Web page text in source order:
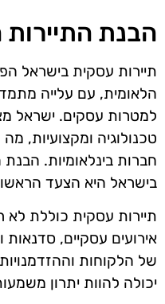
הבנת
תיירות עסקית בישראל
הלאומית, עם עלייה
למטרות עסקים. ישראל
טכנולוגיה ומקצועיות,
חברות בינלאומיות.
בישראל היא הצעד
תיירות עסקית כוללת לא
אירועים עסקיים,
של הלקוחות
יכולה להוות יתרון